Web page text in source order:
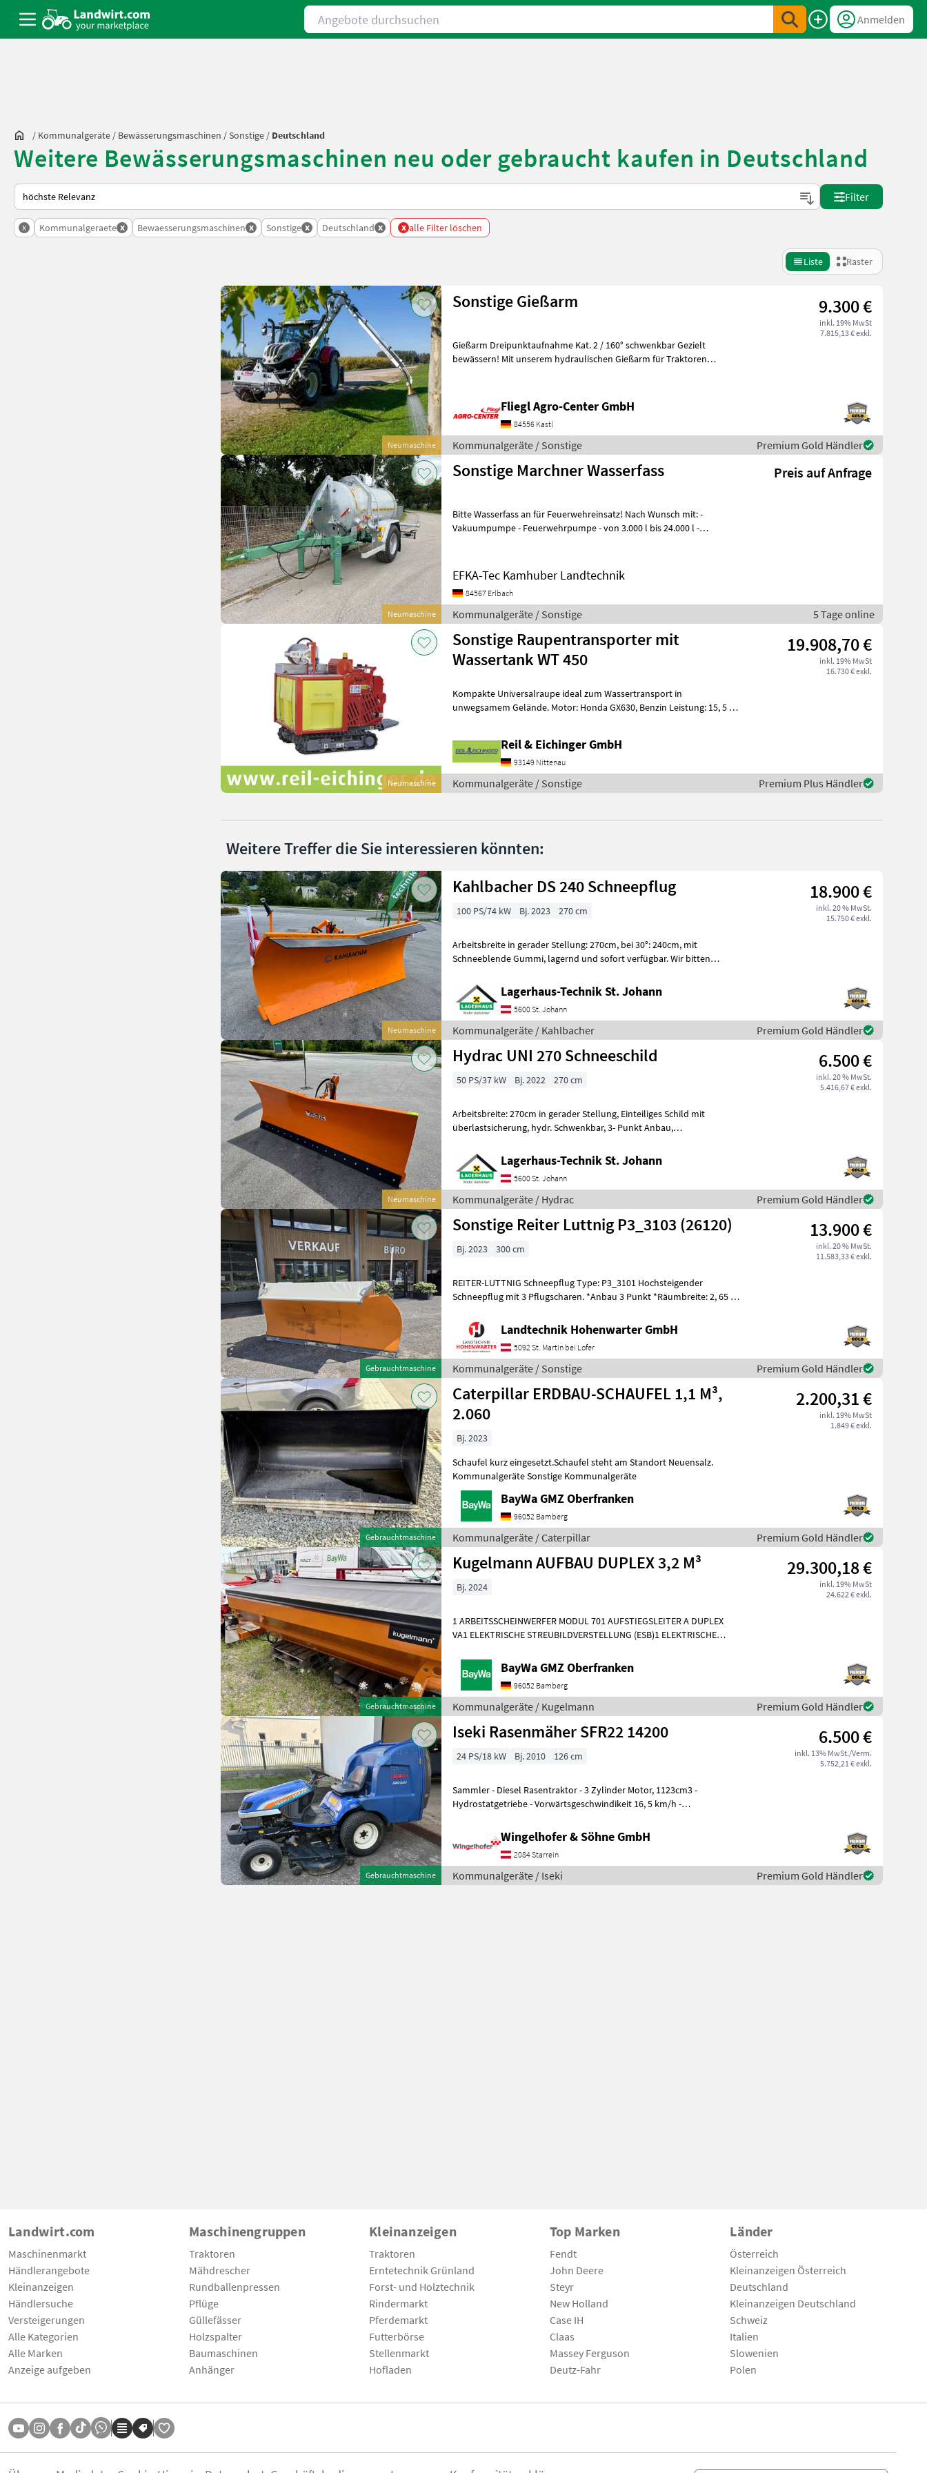
Angebote durchsuchen
Anmelden
/ Kommunalgeräte / Bewässerungsmaschinen /Sonstige / Deutschland
Weitere Bewässerungsmaschinen neu oder gebraucht kaufen in Deutschland
So wird auf Landwirt.com sortiert
Filter
x Kommunalgeraete x Bewaesserungsmaschinen x Sonstige x Deutschland x x alle Filter löschen
Liste Raster
Neumaschine
Sonstige Gießarm 9.300 €
inkl. 19% MwSt
7.815,13 € exkl.
Gießarm Dreipunktaufnahme Kat. 2 / 160° schwenkbar Gezielt
bewässern! Mit unserem hydraulischen Gießarm für Traktoren
Fliegl Agro-Center GmbH
84556 Kastl
Kommunalgeräte / Sonstige Premium Gold Händler
Neumaschine
Sonstige Marchner Wasserfass Preis auf Anfrage
Bitte Wasserfass an für Feuerwehreinsatz! Nach Wunsch mit: -
Vakuumpumpe - Feuerwehrpumpe - von 3.000 l bis 24.000 l -
EFKA-Tec Kamhuber Landtechnik
84567 Erlbach
Kommunalgeräte / Sonstige 5 Tage online
Neumaschine
Sonstige Raupentransporter mit
Wassertank WT 450
19.908,70 €
inkl. 19% MwSt
16.730 € exkl.
Kompakte Universalraupe ideal zum Wassertransport in
unwegsamem Gelände. Motor: Honda GX630, Benzin Leistung: 15, 5 –
Reil & Eichinger GmbH
93149 Nittenau
Kommunalgeräte / Sonstige Premium Plus Händler
Weitere Treffer die Sie interessieren könnten:
Neumaschine
Kahlbacher DS 240 Schneepflug 18.900 €
inkl. 20 % MwSt.
15.750 € exkl.
100 PS/74 kW Bj. 2023 270 cm
Arbeitsbreite in gerader Stellung: 270cm, bei 30°: 240cm, mit
Schneeblende Gummi, lagernd und sofort verfügbar. Wir bitten
Lagerhaus-Technik St. Johann
5600 St. Johann
Kommunalgeräte / Kahlbacher Premium Gold Händler
Neumaschine
Hydrac UNI 270 Schneeschild 6.500 €
inkl. 20 % MwSt.
5.416,67 € exkl.
50 PS/37 kW Bj. 2022 270 cm
Arbeitsbreite: 270cm in gerader Stellung, Einteiliges Schild mit
überlastsicherung, hydr. Schwenkbar, 3- Punkt Anbau,
Lagerhaus-Technik St. Johann
5600 St. Johann
Kommunalgeräte / Hydrac Premium Gold Händler
Gebrauchtmaschine
Sonstige Reiter Luttnig P3_3103 (26120) 13.900 €
inkl. 20 % MwSt.
11.583,33 € exkl.
Bj. 2023 300 cm
REITER-LUTTNIG Schneepflug Type: P3_3101 Hochsteigender
Schneepflug mit 3 Pflugscharen. *Anbau 3 Punkt *Räumbreite: 2, 65 m
Landtechnik Hohenwarter GmbH
5092 St. Martin bei Lofer
Kommunalgeräte / Sonstige Premium Gold Händler
Gebrauchtmaschine
Caterpillar ERDBAU-SCHAUFEL 1,1 M³,
2.060
2.200,31 €
inkl. 19% MwSt
1.849 € exkl.
Bj. 2023
Schaufel kurz eingesetzt.Schaufel steht am Standort Neuensalz.
Kommunalgeräte Sonstige Kommunalgeräte
BayWa GMZ Oberfranken
96052 Bamberg
Kommunalgeräte / Caterpillar Premium Gold Händler
Gebrauchtmaschine
Kugelmann AUFBAU DUPLEX 3,2 M³ 29.300,18 €
inkl. 19% MwSt
24.622 € exkl.
Bj. 2024
1 ARBEITSSCHEINWERFER MODUL 701 AUFSTIEGSLEITER A DUPLEX
VA1 ELEKTRISCHE STREUBILDVERSTELLUNG (ESB)1 ELEKTRISCHE
BayWa GMZ Oberfranken
96052 Bamberg
Kommunalgeräte / Kugelmann Premium Gold Händler
Gebrauchtmaschine
Iseki Rasenmäher SFR22 14200 6.500 €
inkl. 13% MwSt./Verm.
5.752,21 € exkl.
24 PS/18 kW Bj. 2010 126 cm
Sammler - Diesel Rasentraktor - 3 Zylinder Motor, 1123cm3 -
Hydrostatgetriebe - Vorwärtsgeschwindikeit 16, 5 km/h -
Wingelhofer & Söhne GmbH
2084 Starrein
Kommunalgeräte / Iseki Premium Gold Händler
Landwirt.com
Maschinenmarkt
Händlerangebote
Kleinanzeigen
Händlersuche
Versteigerungen
Alle Kategorien
Alle Marken
Anzeige aufgeben
Maschinengruppen
Traktoren
Mähdrescher
Rundballenpressen
Pflüge
Güllefässer
Holzspalter
Baumaschinen
Anhänger
Kleinanzeigen
Traktoren
Erntetechnik Grünland
Forst- und Holztechnik
Rindermarkt
Pferdemarkt
Futterbörse
Stellenmarkt
Hofladen
Top Marken
Fendt
John Deere
Steyr
New Holland
Case IH
Claas
Massey Ferguson
Deutz-Fahr
Länder
Österreich
Kleinanzeigen Österreich
Deutschland
Kleinanzeigen Deutschland
Schweiz
Italien
Slowenien
Polen